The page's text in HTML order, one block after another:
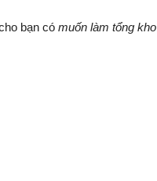
bạn có muốn làm tổng kho